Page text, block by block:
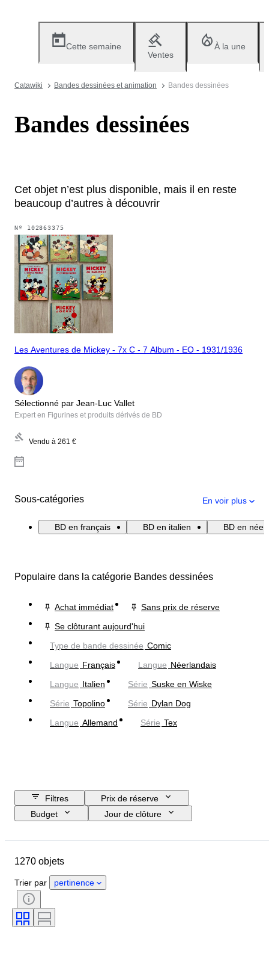
Cette semaine
Ventes
À la une
Catawiki Bandes dessinées et animation Bandes dessinées
Bandes dessinées
Cet objet n’est plus disponible, mais il en reste
beaucoup d’autres à découvrir
Nº 102863375
Les Aventures de Mickey - 7x C - 7 Album - EO - 1931/1936
Sélectionné par Jean-Luc Vallet
Expert en Figurines et produits dérivés de BD
Vendu à 261 €
Sous-catégories En voir plus
BD en français BD en italien BD en
Populaire dans la catégorie Bandes dessinées
Achat immédiat
Sans prix de réserve
Se clôturant aujourd'hui
Type de bande dessinée Comic
Langue Français Langue Néerlandais
Langue Italien Série Suske en Wiske
Série Topolino Série Dylan Dog
Langue Allemand Série Tex
Filtres
Prix de réserve
Budget
Jour de clôture
Époque
Technique
Reliure
Édition
Couleur
Compagnie de notation
1270 objets
Trier par pertinence